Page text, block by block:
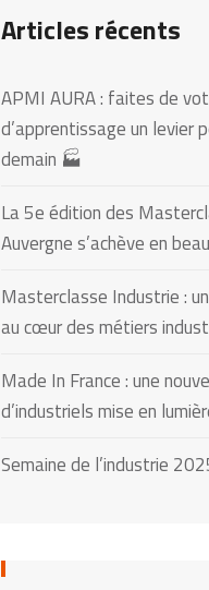
Articles récents
APMI AURA : faites de
d’apprentissage un levier
demain 🏭
La 5e édition des
Auvergne s’achève en
Masterclasse Industrie :
au cœur des métiers
Made In France : une
d’industriels mise en
Semaine de l’industrie